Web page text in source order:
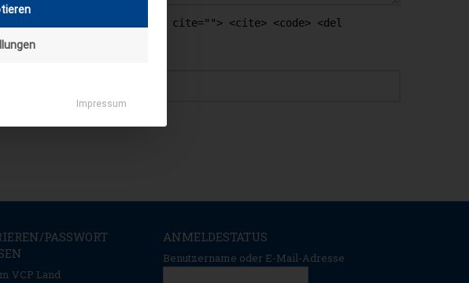
<b> <blockquote cite=""> <cite> <code> <del
PASSWORT
VCP Land
ANMELDESTATUS
Benutzername oder E-Mail-Adresse
Impressum